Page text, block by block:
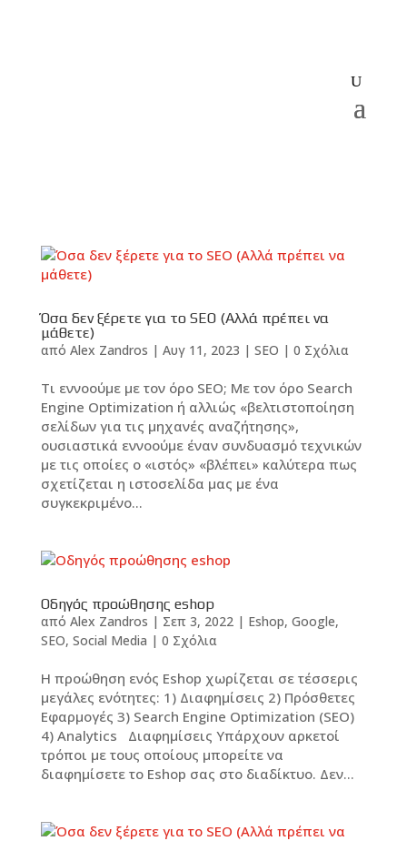
Όσα δεν ξέρετε για το SEO (Αλλά πρέπει να
μάθετε)
από Alex Zandros | Αυγ 11, 2023 | SEO | 0 Σχόλια
Τι εννοούμε με τον όρο SEO; Με τον όρο Search
Engine Optimization ή αλλιώς «βελτιστοποίηση
σελίδων για τις μηχανές αναζήτησης»,
ουσιαστικά εννοούμε έναν συνδυασμό τεχνικών
με τις οποίες ο «ιστός» «βλέπει» καλύτερα πως
σχετίζεται η ιστοσελίδα μας με ένα
συγκεκριμένο...
Οδηγός προώθησης eshop
από Alex Zandros | Σεπ 3, 2022| Eshop, Google,
SEO, Social Media | 0 Σχόλια
Η προώθηση ενός Eshop χωρίζεται σε τέσσερις
μεγάλες ενότητες: 1) Διαφημίσεις 2) Πρόσθετες
Εφαρμογές 3) Search Engine Optimization (SEO)
4) Analytics Διαφημίσεις Υπάρχουν αρκετοί
τρόποι με τους οποίους μπορείτε να
διαφημίσετε το Eshop σας στο διαδίκτυο. Δεν...